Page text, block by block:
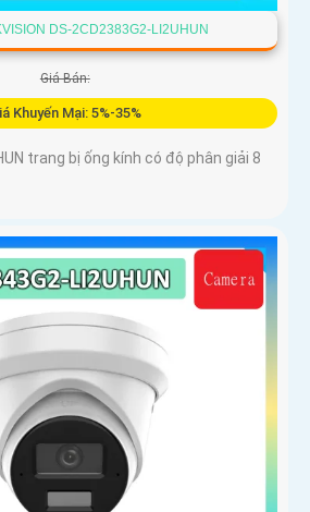
DS-2CD2383G2-LI2UHUN
Giá Bán:
Khuyến Mại: 5%-35%
trang bị ống kính có độ phân giải 8